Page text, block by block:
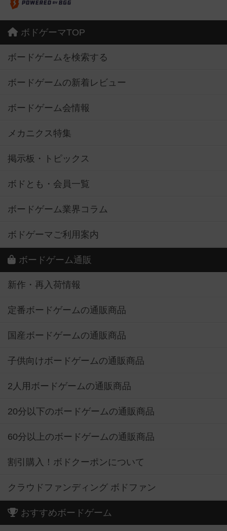
ボドゲーマTOP
ボードゲームを検索する
ボードゲームの新着レビュー
ボードゲーム会情報
メカニクス特集
掲示板・トピックス
ボドとも・会員一覧
ボードゲーム業界コラム
ボドゲーマご利用案内
ボードゲーム通販
新作・再入荷情報
定番ボードゲームの通販商品
国産ボードゲームの通販商品
子供向けボードゲームの通販商品
2人用ボードゲームの通販商品
20分以下のボードゲームの通販商品
60分以上のボードゲームの通販商品
割引購入！ボドクーポンについて
クラウドファンディング ボドファン
おすすめボードゲーム